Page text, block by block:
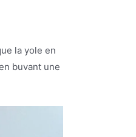
la yole en
buvant une